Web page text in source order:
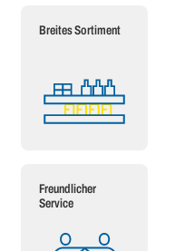
Breites Sortiment
Freundlicher
Service